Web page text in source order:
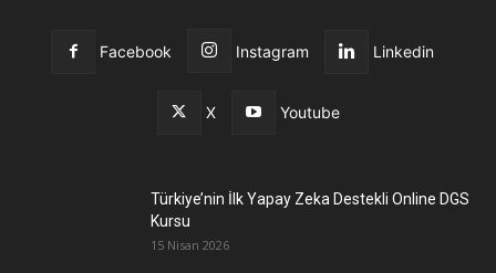
Facebook Instagram Linkedin
X Youtube
Türkiye’nin İlk Yapay Zeka Destekli Online DGS
Kursu
15 Nisan 2026